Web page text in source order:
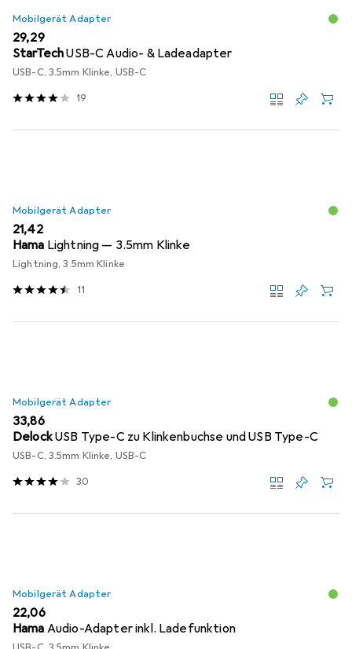
Mobilgerät Adapter
EUR
29,29
StarTechUSB-C Audio- & Ladeadapter
USB-C, 3.5mm Klinke, USB-C
19
Mobilgerät Adapter
EUR
21,42
Hama Lightning — 3.5mm Klinke
Lightning, 3.5mm Klinke
11
Mobilgerät Adapter
EUR
33,86
DelockUSB Type-C zu Klinkenbuchse und USB Type-C
USB-C, 3.5mm Klinke, USB-C
30
Mobilgerät Adapter
EUR
22,06
Hama Audio-Adapter inkl. Ladefunktion